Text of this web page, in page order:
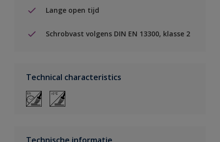
Lange open tijd
Schrobvast volgens DIN EN 13300, klasse 2
Technical characteristics